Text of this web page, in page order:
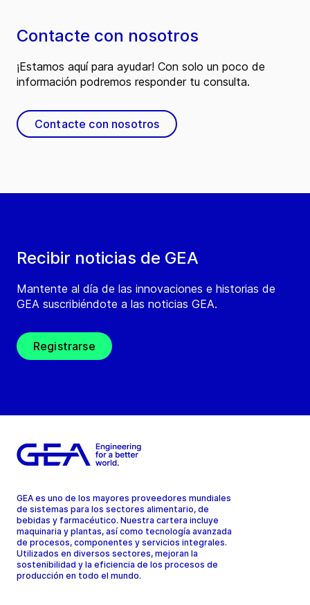
Recibir noticias de GEA
Mantente al día de las innovaciones e historias de
GEA suscribiéndote a las noticias GEA.
Registrarse
Contacte con nosotros
¡Estamos aquí para ayudar! Con solo un poco de
información podremos responder tu consulta.
Contacte con nosotros
GEA es uno de los mayores proveedores mundiales
de sistemas para los sectores alimentario, de
bebidas y farmacéutico. Nuestra cartera incluye
maquinaria y plantas, así como tecnología avanzada
de procesos, componentes y servicios integrales.
Utilizados en diversos sectores, mejoran la
sostenibilidad y la eficiencia de los procesos de
producción en todo el mundo.